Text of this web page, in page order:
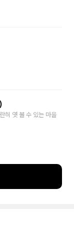
히 엿 볼 수 있는 마을